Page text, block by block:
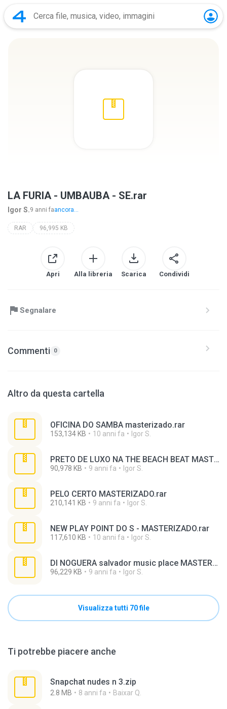
LA FURIA - UMBAUBA - SE.rar
Igor S.9 anni faancora...
RAR 96,995 KB
Apri Alla libreria Scarica Condividi
Segnalare
Commenti 0
Altro da questa cartella
OFICINA DO SAMBA masterizado.rar
153,134 KB 10 anni fa Igor S.
PRETO DE LUXO NA THE BEACH BEAT MASTERIZADO.rar
90,978 KB 9 anni fa Igor S.
PELO CERTO MASTERIZADO.rar
210,141 KB 9 anni fa Igor S.
NEW PLAY POINT DO S - MASTERIZADO.rar
117,610 KB 10 anni fa Igor S.
DI NOGUERA salvador music place MASTERIZADO.rar
96,229 KB 9 anni fa Igor S.
Visualizza tutti 70 file
Ti potrebbe piacere anche
Snapchat nudes n 3.zip
2.8 MB 8 anni fa Baixar Q.